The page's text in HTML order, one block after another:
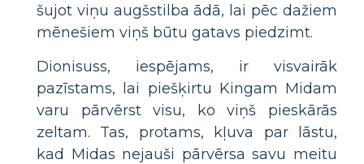
šujot viņu augšstilba ādā, lai pēc dažiem
mēnešiem viņš būtu gatavs piedzimt.
Dionisuss, iespējams, ir visvairāk
pazīstams, lai piešķirtu Kingam Midam
varu pārvērst visu, ko viņš pieskārās
zeltam. Tas, protams, kļuva par lāstu,
kad Midas nejauši pārvērsa savu meitu